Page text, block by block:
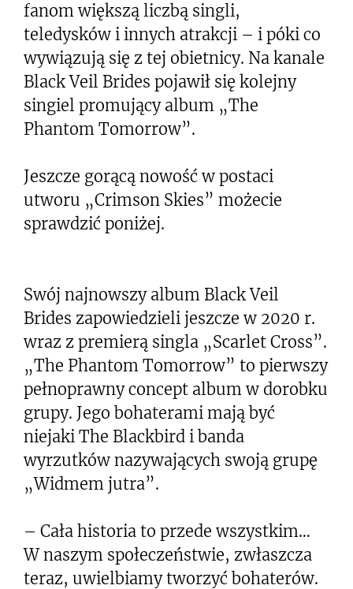
fanom większą liczbą singli,
teledysków i innych atrakcji – i póki co
wywiązują się z tej obietnicy. Na kanale
Black Veil Brides pojawił się kolejny
singiel promujący album „The
Phantom Tomorrow”.
Jeszcze gorącą nowość w postaci
utworu „Crimson Skies” możecie
sprawdzić poniżej.
Swój najnowszy album Black Veil
Brides zapowiedzieli jeszcze w 2020 r.
wraz z premierą singla „Scarlet Cross”.
„The Phantom Tomorrow” to pierwszy
pełnoprawny concept album w dorobku
grupy. Jego bohaterami mają być
niejaki The Blackbird i banda
wyrzutków nazywających swoją grupę
„Widmem jutra”.
– Cała historia to przede wszystkim…
W naszym społeczeństwie, zwłaszcza
teraz, uwielbiamy tworzyć bohaterów.